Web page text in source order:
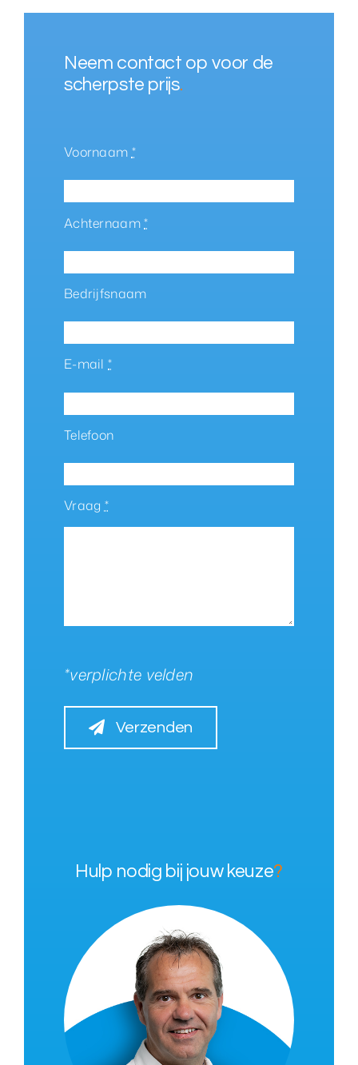
Neem contact op voor de
scherpste prijs.
Voornaam *
Achternaam*
Bedrijfsnaam
E-mail*
Telefoon
Vraag *
*verplichte velden
Verzenden
Hulp nodig bij jouw keuze?